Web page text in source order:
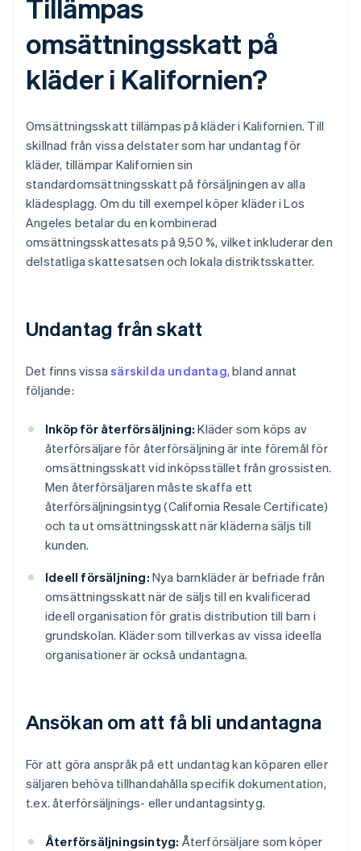
Tillämpas
omsättningsskatt på
kläder i Kalifornien?
Omsättningsskatt tillämpas på kläder i Kalifornien. Till
skillnad från vissa delstater som har undantag för
kläder, tillämpar Kalifornien sin
standardomsättningsskatt på försäljningen av alla
klädesplagg. Om du till exempel köper kläder i Los
Angeles betalar du en kombinerad
omsättningsskattesats på 9,50 %, vilket inkluderar den
delstatliga skattesatsen och lokala distriktsskatter.
Undantag från skatt
Det finns vissasärskilda undantag, bland annat
följande:
Inköp för återförsäljning: Kläder som köps av
återförsäljare för återförsäljning är inte föremål för
omsättningsskatt vid inköpsstället från grossisten.
Men återförsäljaren måste skaffa ett
återförsäljningsintyg (California Resale Certificate)
och ta ut omsättningsskatt när kläderna säljs till
kunden.
Ideell försäljning: Nya barnkläder är befriade från
omsättningsskatt när de säljs till en kvalificerad
ideell organisation för gratis distribution till barn i
grundskolan. Kläder som tillverkas av vissa ideella
organisationer är också undantagna.
Ansökan om att få bli undantagna
För att göra anspråk på ett undantag kan köparen eller
säljaren behöva tillhandahålla specifik dokumentation,
t.ex. återförsäljnings- eller undantagsintyg.
Återförsäljningsintyg: Återförsäljare som köper